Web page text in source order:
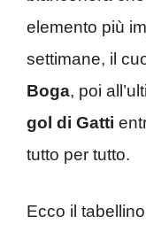
elemento più
settimane, il
Boga, poi
gol di Gatti
tutto per tutto.
Ecco il